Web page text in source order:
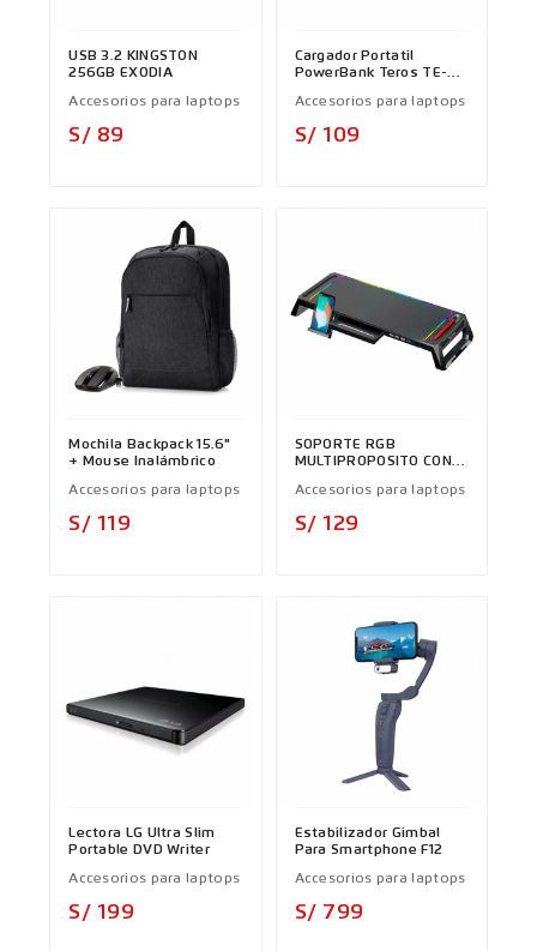
USB 3.2 KINGSTON
256GB EXODIA
Accesorios para laptops
S/ 89
Cargador Portatil
PowerBank Teros TE-
Accesorios para laptops
S/ 109
Mochila Backpack 15.6"
+ Mouse Inalámbrico
Accesorios para laptops
S/ 119
SOPORTE RGB
MULTIPROPOSITO CON 4
Accesorios para laptops
S/ 129
Lectora LG Ultra Slim
Portable DVD Writer
Accesorios para laptops
S/ 199
Estabilizador Gimbal
Para Smartphone F12
Accesorios para laptops
S/ 799